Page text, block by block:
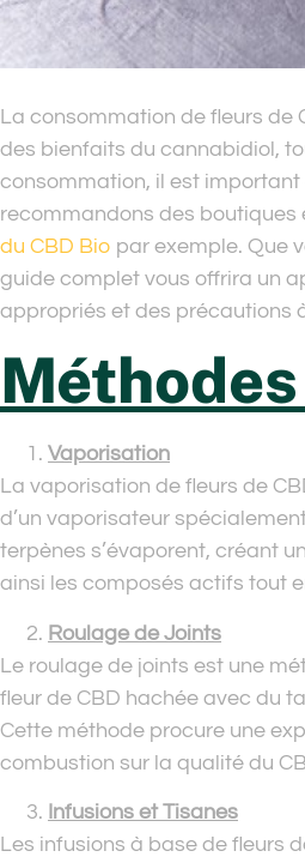
La consommation de fleurs de
des bienfaits du cannabidiol,
consommation, il est important
recommandons des boutiques
du CBD Bio par exemple. Que
guide complet vous offrira un
appropriés et des précautions
Vaporisation
La vaporisation de fleurs de
d’un vaporisateur
terpènes s’évaporent, créant
ainsi les composés actifs tout
Roulage de Joints
Le roulage de joints est une
fleur de CBD hachée avec du
Cette méthode procure une
combustion sur la qualité du
Infusions et Tisanes
Les infusions à base de fleurs